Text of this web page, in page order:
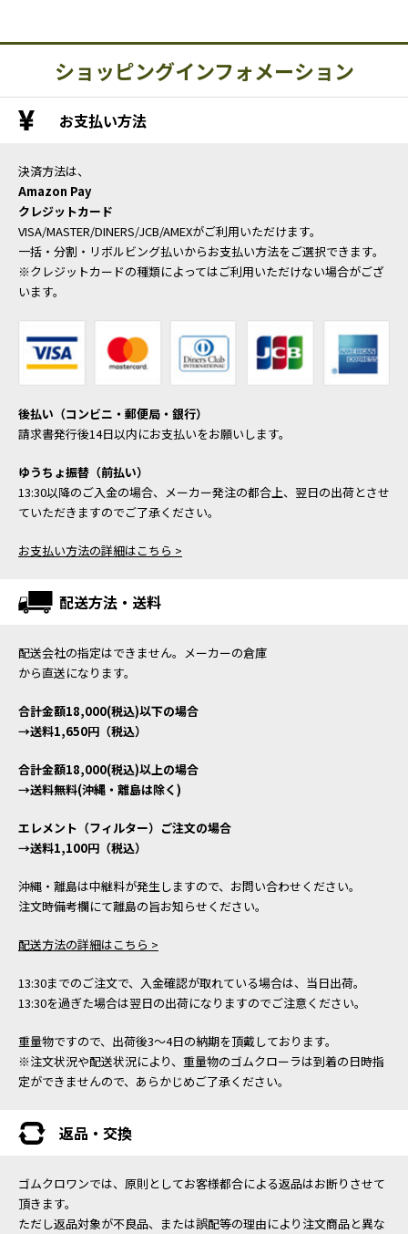
ショッピングインフォメーション
お支払い方法
決済方法は、
Amazon Pay
クレジットカード
VISA/MASTER/DINERS/JCB/AMEXがご利用いただけます。
一括・分割・リボルビング払いからお支払い方法をご選択できます。
※クレジットカードの種類によってはご利用いただけない場合がござ
います。
後払い（コンビニ・郵便局・銀行）
請求書発行後14日以内にお支払いをお願いします。
ゆうちょ振替（前払い）
13:30以降のご入金の場合、メーカー発注の都合上、翌日の出荷とさせ
ていただきますのでご了承ください。
お支払い方法の詳細はこちら >
配送方法・送料
配送会社の指定はできません。メーカーの倉庫
から直送になります。
合計金額18,000(税込)以下の場合
→送料1,650円（税込）
合計金額18,000(税込)以上の場合
→送料無料(沖縄・離島は除く)
エレメント（フィルター）ご注文の場合
→送料1,100円（税込）
沖縄・離島は中継料が発生しますので、お問い合わせください。
注文時備考欄にて離島の旨お知らせください。
配送方法の詳細はこちら >
13:30までのご注文で、入金確認が取れている場合は、当日出荷。
13:30を過ぎた場合は翌日の出荷になりますのでご注意ください。
重量物ですので、出荷後3～4日の納期を頂戴しております。
※注文状況や配送状況により、重量物のゴムクローラは到着の日時指
定ができませんので、あらかじめご了承ください。
返品・交換
ゴムクロワンでは、原則としてお客様都合による返品はお断りさせて
頂きます。
ただし返品対象が不良品、または誤配等の理由により注文商品と異な